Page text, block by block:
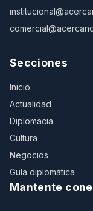
Secciones
Inicio
Actualidad
Diplomacia
Cultura
Negocios
Guía diplomática
Mantente